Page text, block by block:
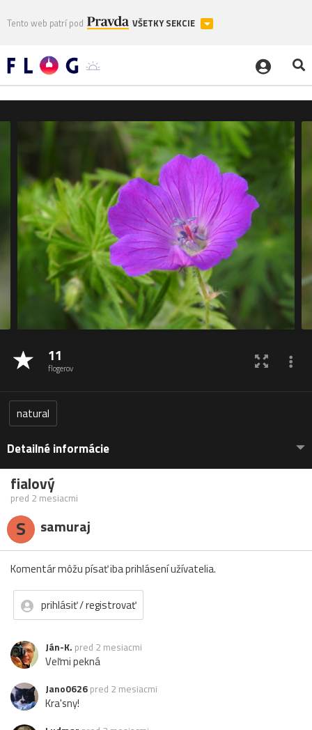
Tento web patrí pod VŠETKY SEKCIE
11
flogerov
natural
Detailné informácie
fialový
pred 2 mesiacmi
S samuraj
Komentár môžu písať iba prihlásení užívatelia.
prihlásiť / registrovať
Ján-K. pred 2 mesiacmi
Veľmi pekná
Jano0626 pred 2 mesiacmi
Kra'sny!